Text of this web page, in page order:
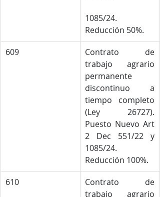
1085/24.
Reducción 50%.
609
Contrato de
trabajo agrario
permanente
discontinuo a
tiempo completo
(Ley 26727).
Puesto Nuevo Art
2 Dec 551/22 y
1085/24.
Reducción 100%.
610
Contrato de
trabajo agrario